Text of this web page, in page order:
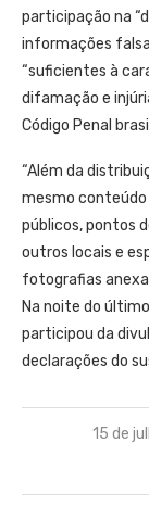
participação na
informações
“suficientes à
difamação e
Código Penal
“Além da
mesmo
públicos, pontos
outros locais e
fotografias
Na noite do
participou da
declarações do
15 de